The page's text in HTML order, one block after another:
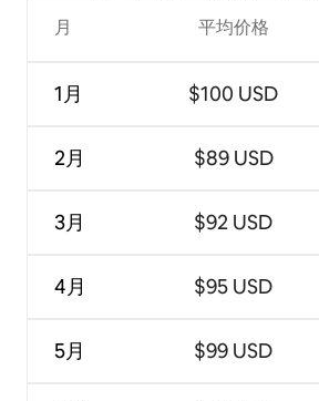
月
1月
2月
3月
4月
5月
平均价格
$100 USD
$89 USD
$92 USD
$95 USD
$99 USD